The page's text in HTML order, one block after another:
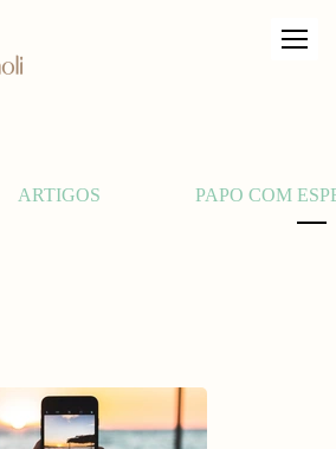
ARTIGOS PAPO COM